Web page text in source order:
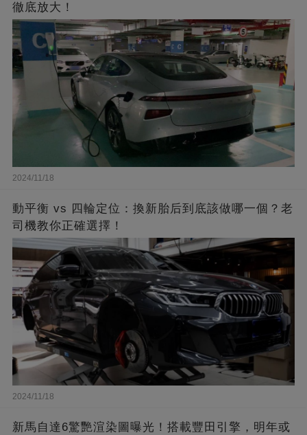
徹底放大！
2024/11/18
動平衡 vs 四輪定位：換新胎后到底該做哪一個？老
司機教你正確選擇！
2024/11/18
新馬自達6驚艷渲染圖曝光！搭載豐田引擎，明年或